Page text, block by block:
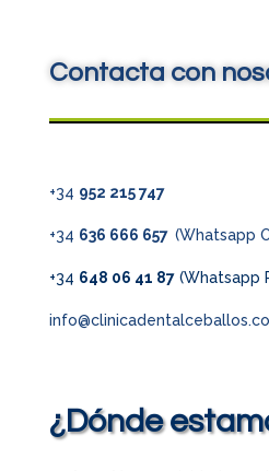
Contacta con
+34 952 215 747
+34 636 666 657 (Whatsapp
+34 648 06 41 87(Whatsapp
¿Dónde